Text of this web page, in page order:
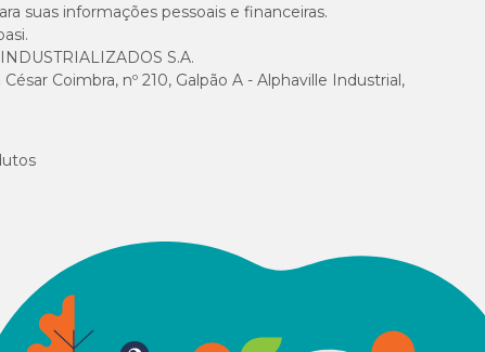
suas informações pessoais e financeiras.
S.A.
Coimbra, nº 210, Galpão A - Alphaville Industrial,